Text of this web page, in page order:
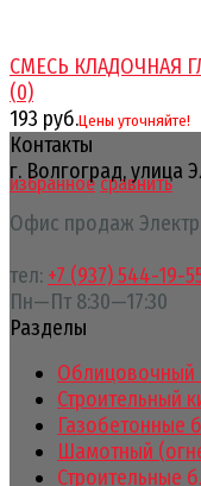
избранное сравнить
СМЕСЬ КЛАДОЧНАЯ
(0)
193 руб.Цены уточняйте!
Контакты
г. Волгоград, улица
Офис продаж
тел: +7 (937) 544-19-
Пн—Пт 8:30—17:30
Разделы
Облицовочный
Строительный
Газобетонные
Шамотный
Строительные